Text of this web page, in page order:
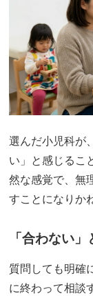
選んだ小児科が
い」と感じるこ
然な感覚で、無
すことになりか
「合わない
質問しても明確
に終わって相談